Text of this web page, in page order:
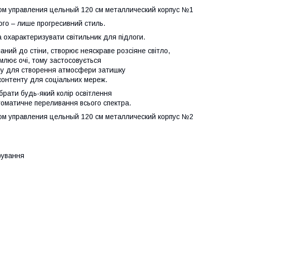
– лише прогресивний стиль.
світильник для підлоги.
до стіни, створює неяскраве розсіяне світло,
очі, тому застосовується
для створення атмосфери затишку
для соціальних мереж.
будь-який колір освітлення
переливання всього спектра.